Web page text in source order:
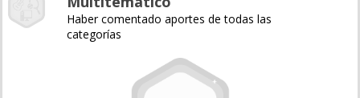
Haber comentado aportes de todas las
categorías